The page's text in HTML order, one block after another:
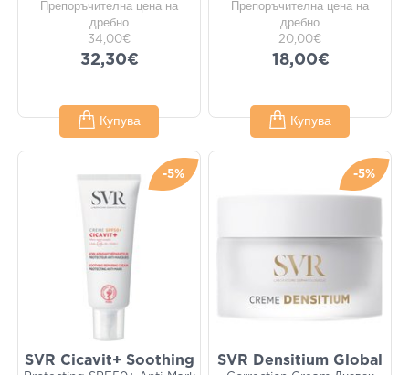
Препоръчителна цена на
дребно
34,00€
32,30€
Купува
Препоръчителна цена на
дребно
20,00€
18,00€
Купува
-5%
SVR Cicavit+ Soothing
-5%
SVR Densitium Global